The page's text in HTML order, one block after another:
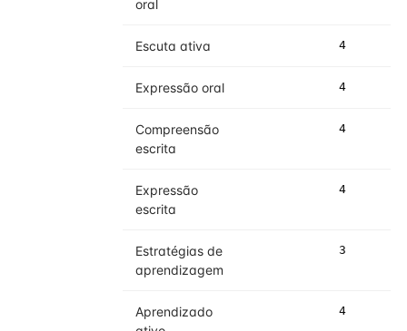
oral
Escuta ativa 4
Expressão oral 4
Compreensão
escrita
4
Expressão
escrita
4
Estratégias de
aprendizagem
3
Aprendizado
4